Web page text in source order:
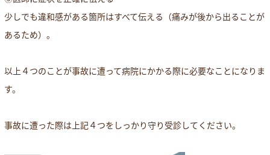
少しでも違和感がある箇所はすべて伝える（痛みが後から出ることが
あるため）。
以上４つのことが事故に遭って病院にかかる際に必要なことになりま
す。
事故に遭った際は上記４つをしっかり守り受診してください。